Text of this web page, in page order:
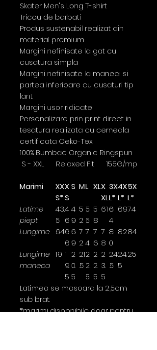
Skater Men's Long T-shirt
Tricou de barbati
Produs sustenabil realizat din
material premium
Margini nefinisate la gat cu
cusatura simpla
Margini nefinisate la maneci si
partea inferioare cu cusaturi tip
lant
Margini usor ridicate
Personalizare prin print direct in
tesatura realizata cu cerneala
certificata Oeko-Tex
100% Bumbac Organic Ringspun
S - XXL Relaxed Fit 155G/mp
Marimi
XX
S*
X
S
S ML XLX
XL
3X
L*
4X
L*
5X
L*
Latime
piept
43.
5
4
6
4
9
5
2
5
5
5
8
616
4
6974
Lungime 646
6
6
9
7
2
7
4
7
6
7
8
8
0
8284
Lungime
maneca
19 1
9.
5
2
0.
5
21
.5
2
2.
5
2
2.
5
2
3.
5
24
.5
24.
5
25
Latimea se masoara la 2,5cm
sub brat.
*marimi disponibile doar pentru